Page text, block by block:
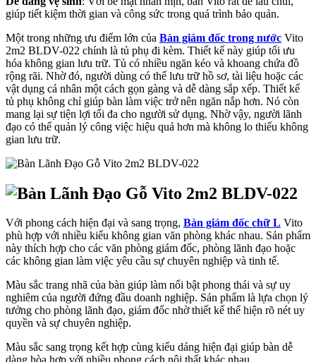
giúp tiết kiệm thời gian và công sức trong quá trình bảo quản.
Một trong những ưu điểm lớn của Bàn giám đốc trong nước Vito
2m2 BLDV-022 chính là tủ phụ đi kèm. Thiết kế này giúp tối ưu
hóa không gian lưu trữ. Tủ có nhiều ngăn kéo và khoang chứa đồ
rộng rãi. Nhờ đó, người dùng có thể lưu trữ hồ sơ, tài liệu hoặc các
vật dụng cá nhân một cách gọn gàng và dễ dàng sắp xếp. Thiết kế
tủ phụ không chỉ giúp bàn làm việc trở nên ngăn nắp hơn. Nó còn
mang lại sự tiện lợi tối đa cho người sử dụng. Nhờ vậy, người lãnh
đạo có thể quản lý công việc hiệu quả hơn mà không lo thiếu không
gian lưu trữ.
Với phong cách hiện đại và sang trọng, Bàn giám đốc chữ L Vito
phù hợp với nhiều kiểu không gian văn phòng khác nhau. Sản phẩm
này thích hợp cho các văn phòng giám đốc, phòng lãnh đạo hoặc
các không gian làm việc yêu cầu sự chuyên nghiệp và tinh tế.
Màu sắc trang nhã của bàn giúp làm nổi bật phong thái và sự uy
nghiêm của người đứng đầu doanh nghiệp. Sản phẩm là lựa chọn lý
tưởng cho phòng lãnh đạo, giám đốc nhờ thiết kế thể hiện rõ nét uy
quyền và sự chuyên nghiệp.
Màu sắc sang trọng kết hợp cùng kiểu dáng hiện đại giúp bàn dễ